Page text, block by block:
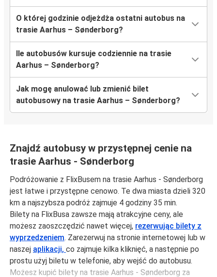
O której godzinie odjeżdża ostatni autobus na
trasie Aarhus – Sønderborg?
Ile autobusów kursuje codziennie na trasie
Aarhus – Sønderborg?
Jak mogę anulować lub zmienić bilet
autobusowy na trasie Aarhus – Sønderborg?
Znajdź autobusy w przystępnej cenie na
trasie Aarhus - Sønderborg
Podróżowanie z FlixBusem na trasie Aarhus - Sønderborg
jest łatwe i przystępne cenowo. Te dwa miasta dzieli 320
km a najszybsza podróż zajmuje 4 godziny 35 min.
Bilety na FlixBusa zawsze mają atrakcyjne ceny, ale
możesz zaoszczędzić nawet więcej, rezerwując bilety z
wyprzedzeniem. Zarezerwuj na stronie internetowej lub w
naszej aplikacji, co zajmuje kilka kliknięć, a następnie po
prostu użyj biletu w telefonie, aby wejść do autobusu.
Możesz kupić bilety na trasie Aarhus - Sønderborg za